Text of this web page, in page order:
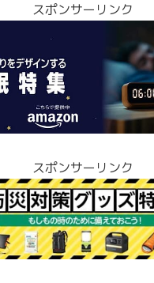
スポンサーリンク
スポンサーリンク